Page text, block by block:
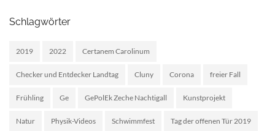
Schlagwörter
2019 2022 Certanem Carolinum
Checker und Entdecker Landtag Cluny Corona freier Fall
Frühling Ge GePolEk Zeche Nachtigall Kunstprojekt
Natur Physik-Videos Schwimmfest Tag der offenen Tür 2019